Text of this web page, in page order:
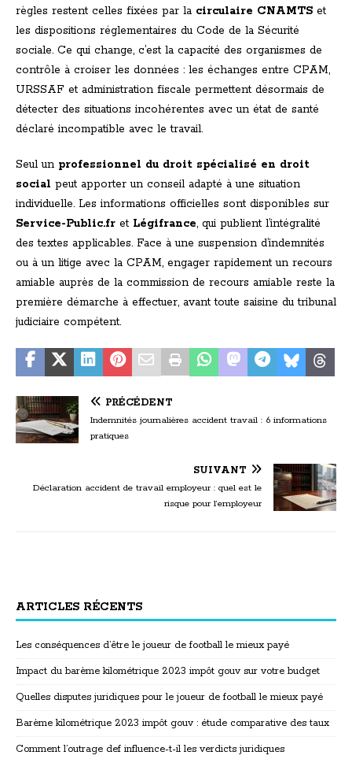
règles restent celles fixées par la circulaire CNAMTS et
les dispositions réglementaires du Code de la Sécurité
sociale. Ce qui change, c’est la capacité des organismes de
contrôle à croiser les données : les échanges entre CPAM,
URSSAF et administration fiscale permettent désormais de
détecter des situations incohérentes avec un état de santé
déclaré incompatible avec le travail.
Seul un professionnel du droit spécialisé en droit
social peut apporter un conseil adapté à une situation
individuelle. Les informations officielles sont disponibles sur
Service-Public.fr et Légifrance, qui publient l’intégralité
des textes applicables. Face à une suspension d’indemnités
ou à un litige avec la CPAM, engager rapidement un recours
amiable auprès de la commission de recours amiable reste la
première démarche à effectuer, avant toute saisine du tribunal
judiciaire compétent.
PRÉCÉDENT
Indemnités journalières accident travail : 6 informations
pratiques
SUIVANT
Déclaration accident de travail employeur : quel est le
risque pour l’employeur
ARTICLES RÉCENTS
Les conséquences d’être le joueur de football le mieux payé
Impact du barème kilométrique 2023 impôt gouv sur votre budget
Quelles disputes juridiques pour le joueur de football le mieux payé
Barème kilométrique 2023 impôt gouv : étude comparative des taux
Comment l’outrage def influence-t-il les verdicts juridiques